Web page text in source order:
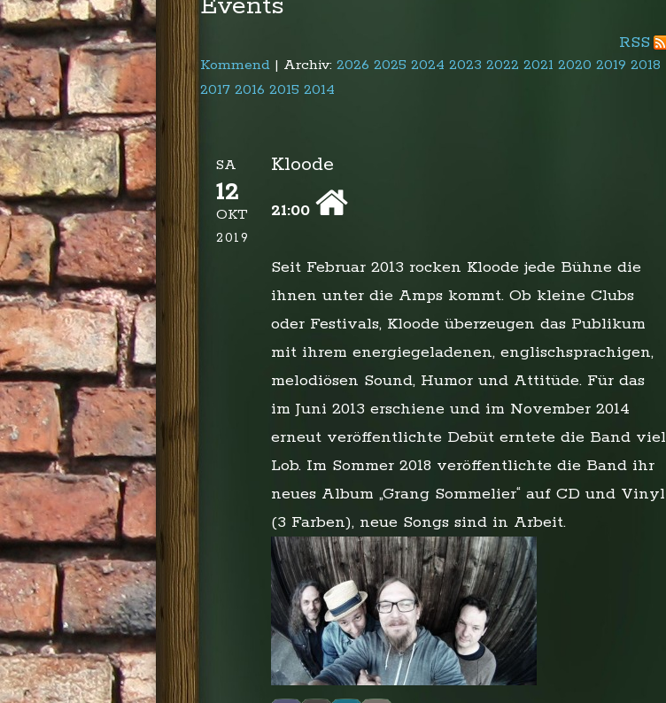
RSS
Kommend | Archiv: 2026 2025 2024 2023 2022 2021 2020 2019 2018
2017 2016 2015 2014
SA
12
OKT
2019
Kloode
21:00
Seit Februar 2013 rocken Kloode jede Bühne die
ihnen unter die Amps kommt. Ob kleine Clubs
oder Festivals, Kloode überzeugen das Publikum
mit ihrem energiegeladenen, englischsprachigen,
melodiösen Sound, Humor und Attitüde. Für das
im Juni 2013 erschiene und im November 2014
erneut veröffentlichte Debüt erntete die Band viel
Lob. Im Sommer 2018 veröffentlichte die Band ihr
neues Album „Grang Sommelier“ auf CD und Vinyl
(3 Farben), neue Songs sind in Arbeit.